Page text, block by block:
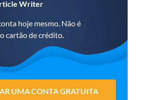
Writer
hoje mesmo. Não é
cartão de crédito.
UMA CONTA GRATUITA